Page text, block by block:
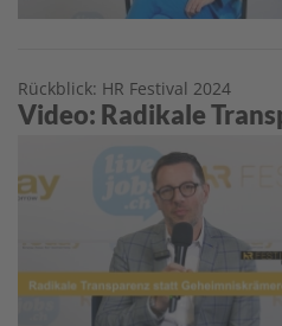
Rückblick: HR Festival 2024
Video: Radikale